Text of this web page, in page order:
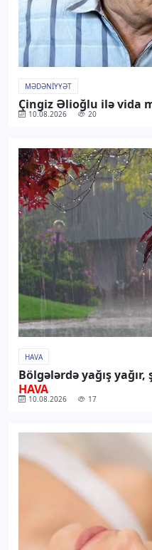
MƏDƏNIYYƏT
Çingiz Əlioğlu ilə vida
10.08.2026 20
HAVA
Bölgələrdə yağış yağır,
HAVA
10.08.2026 17